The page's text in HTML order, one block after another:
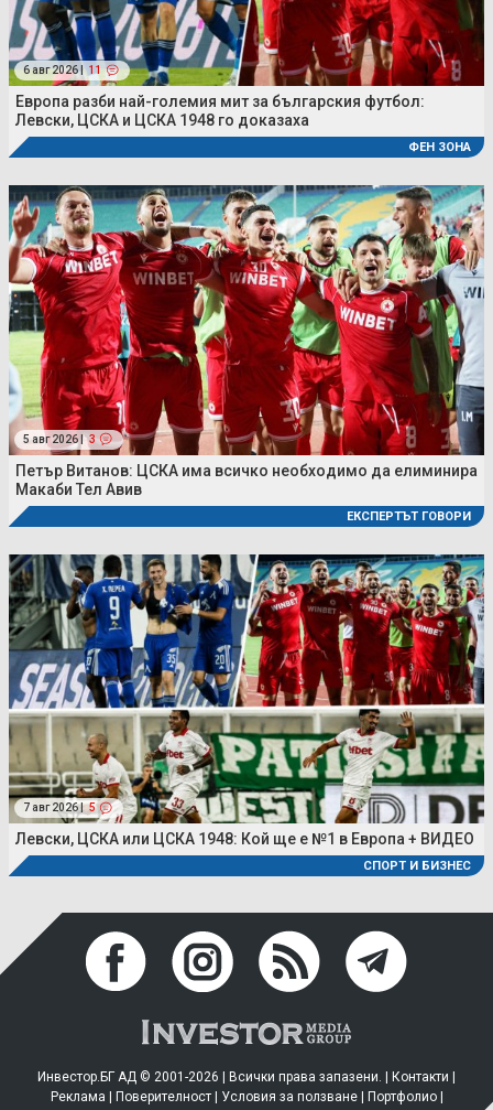
6 авг 2026 | 11
Европа разби най-големия мит за българския футбол:
Левски, ЦСКА и ЦСКА 1948 го доказаха
ФЕН ЗОНА
5 авг 2026 | 3
Петър Витанов: ЦСКА има всичко необходимо да елиминира
Макаби Тел Авив
ЕКСПЕРТЪТ ГОВОРИ
7 авг 2026 | 5
Левски, ЦСКА или ЦСКА 1948: Кой ще е №1 в Европа + ВИДЕО
СПОРТ И БИЗНЕС
Инвестор.БГ АД © 2001-2026 | Всички права запазени. | Контакти
Реклама
Поверителност| Условия за ползване| Портфолио|